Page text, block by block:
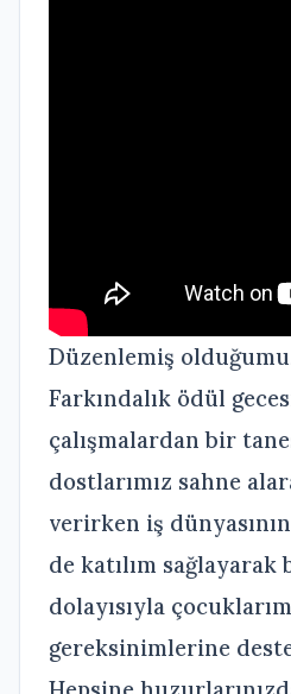
Düzenlemiş
Farkındalık ödül
çalışmalardan bir
dostlarımız sahne
verirken iş
de katılım sağlayarak
dolayısıyla
gereksinimlerine